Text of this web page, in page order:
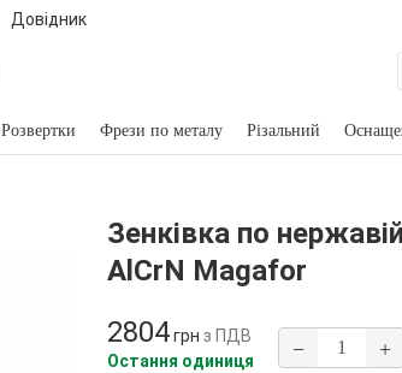
Довідник
Розвертки Фрези по металу Різальний
Зенківка по
AlCrN Magafor
2804грн з ПДВ
Остання одиниця
− +